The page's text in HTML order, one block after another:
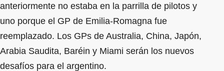
anteriormente no estaba en la parrilla de pilotos y
uno porque el GP de Emilia-Romagna fue
reemplazado. Los GPs de Australia, China, Japón,
Arabia Saudita, Baréin y Miami serán los nuevos
desafíos para el argentino.